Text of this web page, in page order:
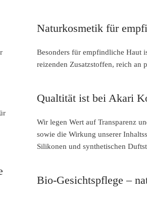
Naturkosmetik für
Besonders für empfindliche Haut
reizenden Zusatzstoffen, reich
Qualtität ist bei Akari
Wir legen Wert auf Transparenz
sowie die Wirkung unserer
Silikonen und synthetischen
Bio-Gesichtspflege –